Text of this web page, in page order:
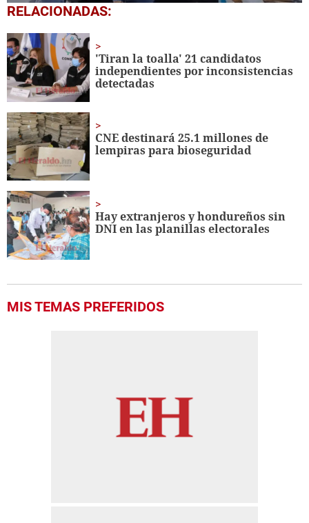
0
seconds
24
seconds
RELACIONADAS:
'Tiran la toalla' 21 candidatos
independientes por inconsistencias
detectadas
CNE destinará 25.1 millones de
lempiras para bioseguridad
Hay extranjeros y hondureños sin
DNI en las planillas electorales
MIS TEMAS PREFERIDOS